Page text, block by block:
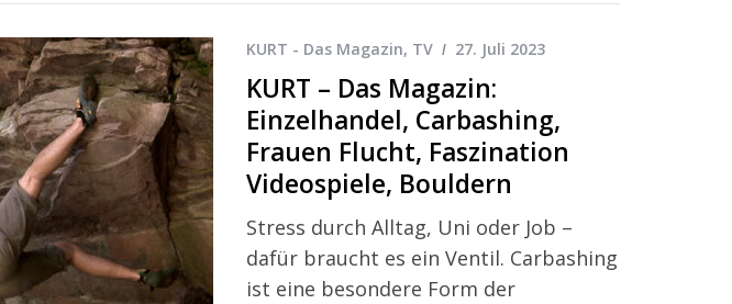
KURT - Das Magazin, TV 27. Juli 2023
KURT – Das Magazin:
Einzelhandel, Carbashing,
Frauen Flucht, Faszination
Videospiele, Bouldern
Stress durch Alltag, Uni oder Job –
dafür braucht es ein Ventil. Carbashing
ist eine besondere Form der